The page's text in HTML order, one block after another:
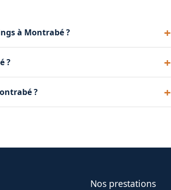
à Montrabé ?
?
?
Nos prestations